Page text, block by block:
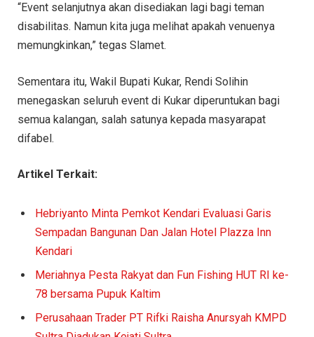
“Event selanjutnya akan disediakan lagi bagi teman
disabilitas. Namun kita juga melihat apakah venuenya
memungkinkan,” tegas Slamet.
Sementara itu, Wakil Bupati Kukar, Rendi Solihin
menegaskan seluruh event di Kukar diperuntukan bagi
semua kalangan, salah satunya kepada masyarapat
difabel.
Artikel Terkait:
Hebriyanto Minta Pemkot Kendari Evaluasi Garis
Sempadan Bangunan Dan Jalan Hotel Plazza Inn
Kendari
Meriahnya Pesta Rakyat dan Fun Fishing HUT RI ke-
78 bersama Pupuk Kaltim
Perusahaan Trader PT Rifki Raisha Anursyah KMPD